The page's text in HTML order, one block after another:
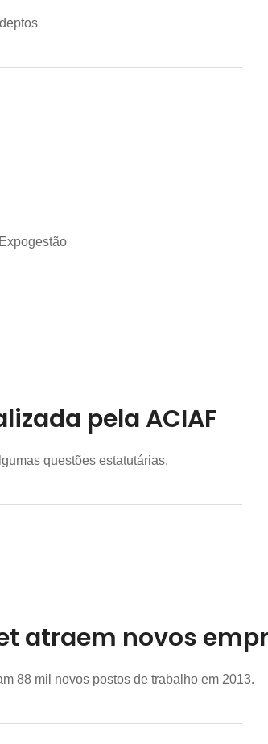
pela ACIAF
questões estatutárias.
atraem novos
88 mil novos postos de trabalho em 2013.